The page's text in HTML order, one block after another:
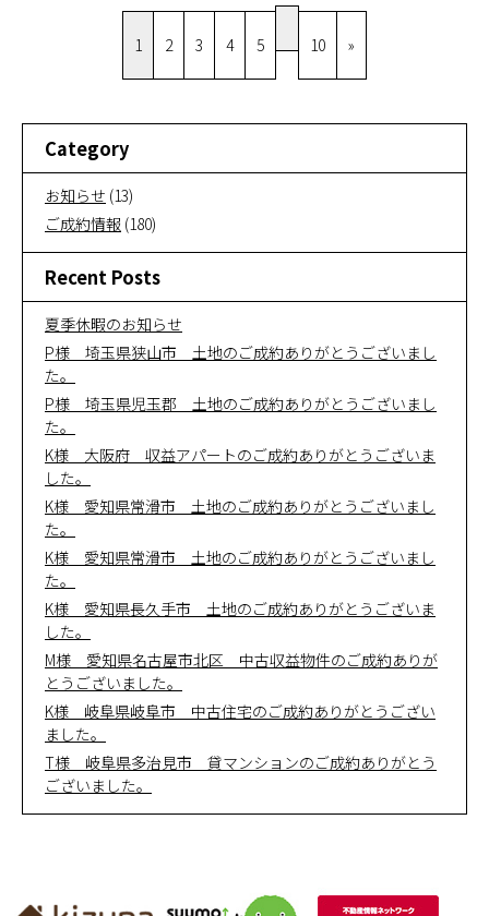
1 2 3 4 5 10 »
Category
お知らせ (13)
ご成約情報 (180)
Recent Posts
夏季休暇のお知らせ
P様 埼玉県狭山市 土地のご成約ありがとうございまし
た。
P様 埼玉県児玉郡 土地のご成約ありがとうございまし
た。
K様 大阪府 収益アパートのご成約ありがとうございま
した。
K様 愛知県常滑市 土地のご成約ありがとうございまし
た。
K様 愛知県常滑市 土地のご成約ありがとうございまし
た。
K様 愛知県長久手市 土地のご成約ありがとうございま
した。
M様 愛知県名古屋市北区 中古収益物件のご成約ありが
とうございました。
K様 岐阜県岐阜市 中古住宅のご成約ありがとうござい
ました。
T様 岐阜県多治見市 貸マンションのご成約ありがとう
ございました。